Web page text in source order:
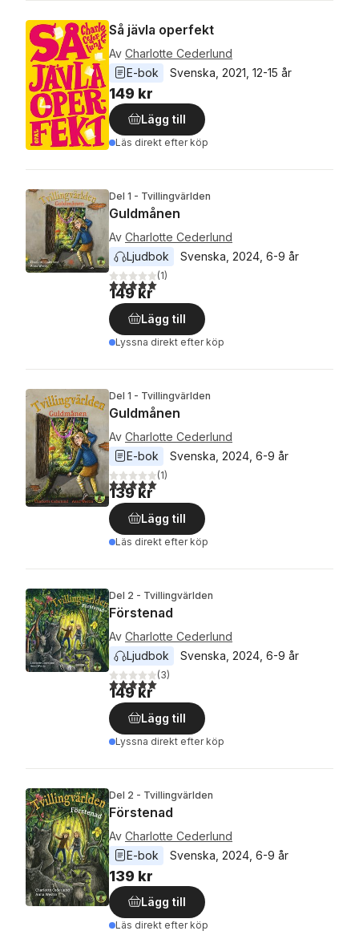
Så jävla operfekt
Av Charlotte Cederlund
E-bok
Svenska, 2021, 12-15 år
149 kr
Lägg till
Läs direkt efter köp
Del 1 - Tvillingvärlden
Guldmånen
Av Charlotte Cederlund
Ljudbok
Svenska, 2024, 6-9 år
5,0utav 5 stjärnor. Totalt antal röster:
(1)
149 kr
Lägg till
Lyssna direkt efter köp
Del 1 - Tvillingvärlden
Guldmånen
Av Charlotte Cederlund
E-bok
Svenska, 2024, 6-9 år
5,0utav 5 stjärnor. Totalt antal röster:
(1)
139 kr
Lägg till
Läs direkt efter köp
Del 2 - Tvillingvärlden
Förstenad
Av Charlotte Cederlund
Ljudbok
Svenska, 2024, 6-9 år
5,0utav 5 stjärnor. Totalt antal röster:
(3)
149 kr
Lägg till
Lyssna direkt efter köp
Del 2 - Tvillingvärlden
Förstenad
Av Charlotte Cederlund
E-bok
Svenska, 2024, 6-9 år
139 kr
Lägg till
Läs direkt efter köp